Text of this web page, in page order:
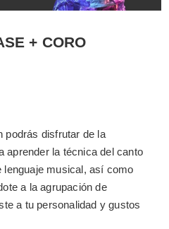
+ CORO
podrás disfrutar de la
aprender la técnica del canto
musical, así como
a la agrupación de
a tu personalidad y gustos